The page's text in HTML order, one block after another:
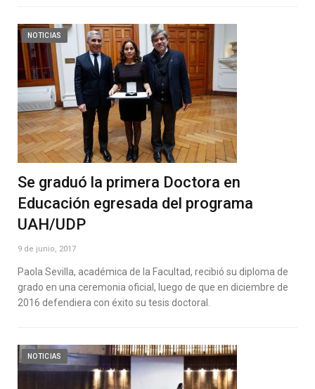
NOTICIAS
Se graduó la primera Doctora en
Educación egresada del programa
UAH/UDP
9 de junio, 2017
Paola Sevilla, académica de la Facultad, recibió su diploma de
grado en una ceremonia oficial, luego de que en diciembre de
2016 defendiera con éxito su tesis doctoral.
NOTICIAS